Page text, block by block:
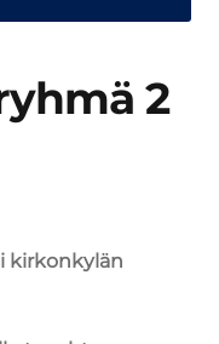
2
kirkonkylän